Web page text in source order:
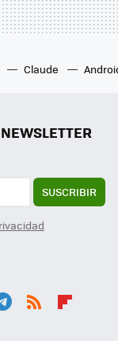
Claude
SUSCRIBIR